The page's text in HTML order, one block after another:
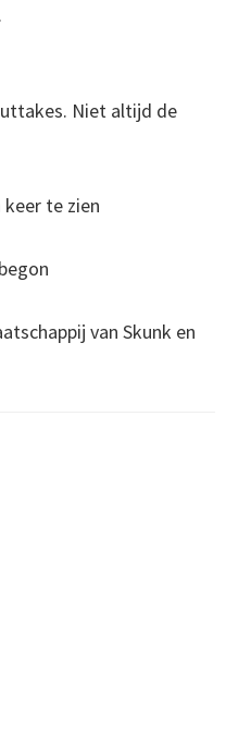
Niet altijd de
te zien
van Skunk en